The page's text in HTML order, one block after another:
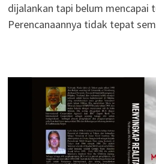
dijalankan tapi belum mencapai
Perencanaannya tidak tepat